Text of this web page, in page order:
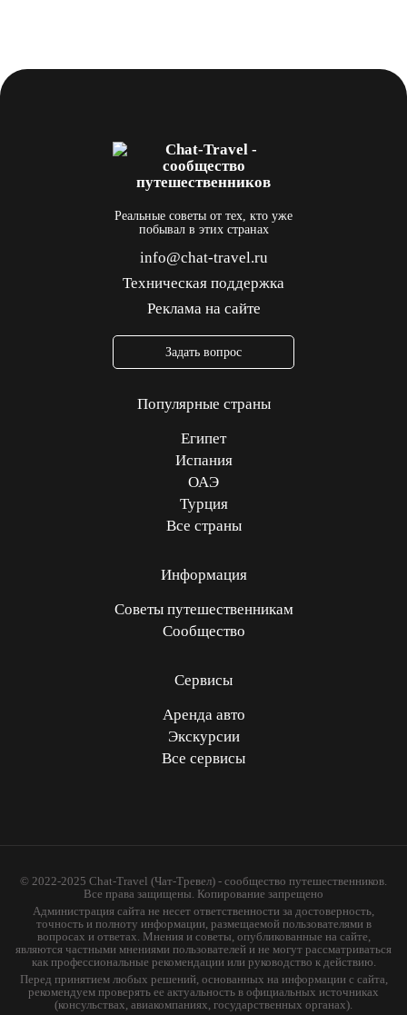
Реальные советы от тех, кто уже
побывал в этих странах
info@chat-travel.ru
Техническая поддержка
Реклама на сайте
Задать вопрос
Популярные страны
Египет
Испания
ОАЭ
Турция
Все страны
Информация
Советы путешественникам
Сообщество
Сервисы
Аренда авто
Экскурсии
Все сервисы
© 2022-2025 Chat-Travel (Чат-Тревел) - сообщество путешественников.
Все права защищены. Копирование запрещено
Администрация сайта не несет ответственности за достоверность,
точность и полноту информации, размещаемой пользователями в
вопросах и ответах. Мнения и советы, опубликованные на сайте,
являются частными мнениями пользователей и не могут рассматриваться
как профессиональные рекомендации или руководство к действию.
Перед принятием любых решений, основанных на информации с сайта,
рекомендуем проверять ее актуальность в официальных источниках
(консульствах, авиакомпаниях, государственных органах).